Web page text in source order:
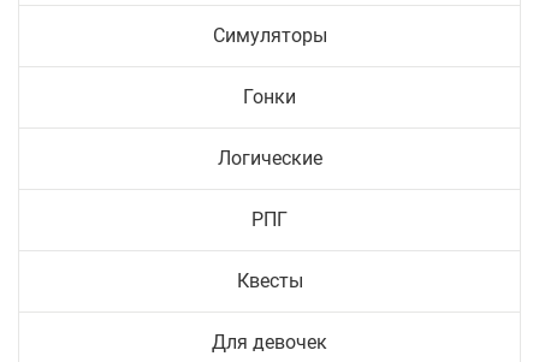
Симуляторы
Гонки
Логические
РПГ
Квесты
Для девочек